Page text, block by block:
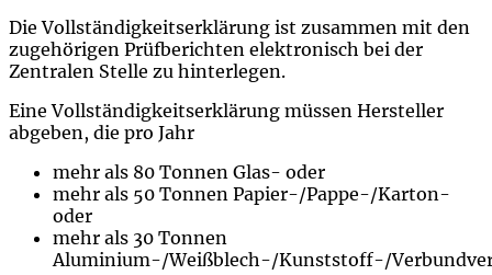
Die Vollständigkeitserklärung ist zusammen mit den
zugehörigen Prüfberichten elektronisch bei der
Zentralen Stelle zu hinterlegen.
Eine Vollständigkeitserklärung müssen Hersteller
abgeben, die pro Jahr
mehr als 80 Tonnen Glas- oder
mehr als 50 Tonnen Papier-/Pappe-/Karton-
oder
mehr als 30 Tonnen
Aluminium-/Weißblech-/Kunststoff-/